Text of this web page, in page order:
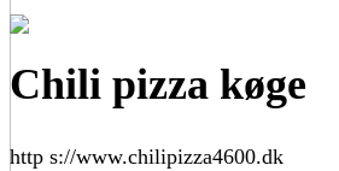
Chili pizza køge
http s://www.chilipizza4600.dk